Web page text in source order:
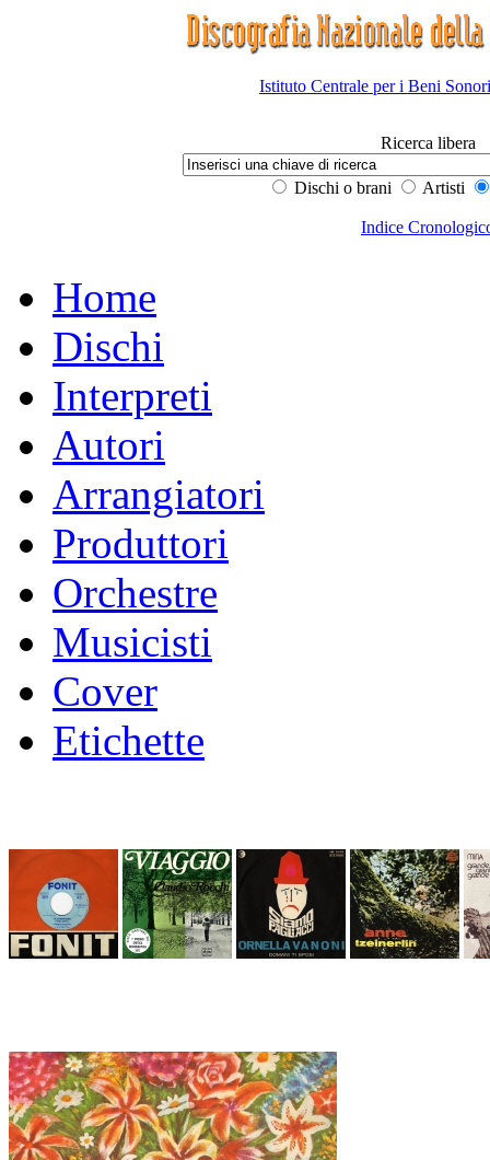
Istituto Centrale per i Beni
Ricerca libera
Dischi o brani Artisti
Indice
Home
Dischi
Interpreti
Autori
Arrangiatori
Produttori
Orchestre
Musicisti
Cover
Etichette